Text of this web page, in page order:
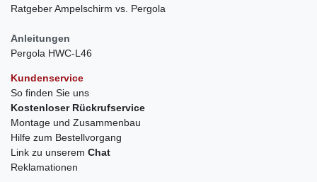
Ratgeber Ampelschirm vs. Pergola
Anleitungen
Pergola HWC-L46
Kundenservice
So finden Sie uns
Kostenloser Rückrufservice
Montage und Zusammenbau
Hilfe zum Bestellvorgang
Link zu unserem Chat
Reklamationen